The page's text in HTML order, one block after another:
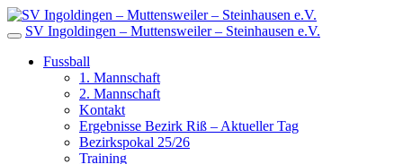
SV Ingoldingen – Muttensweiler – Steinhausen e.V.
Fussball
1. Mannschaft
2. Mannschaft
Kontakt
Ergebnisse Bezirk Riß – Aktueller Tag
Bezirkspokal 25/26
Training